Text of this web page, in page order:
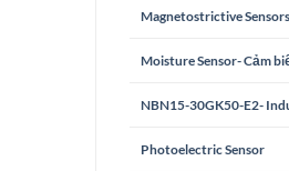
Magnetostrictive Sensors
Moisture Sensor- Cảm
NBN15-30GK50-E2-
Photoelectric Sensor